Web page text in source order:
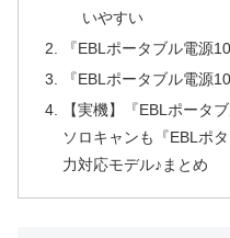
いやすい
『EBLポータブル電源
『EBLポータブル電源
【実機】『EBLポータ
ソロキャンも『EBLポ
力対応モデル♪まとめ